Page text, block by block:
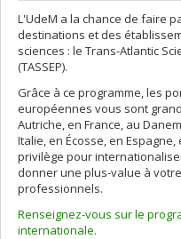
L'UdeM a la chance de faire
destinations et des
sciences : le Trans-Atlantic
(TASSEP).
Grâce à ce programme, les
européennes vous sont
Autriche, en France, au
Italie, en Écosse, en
privilège pour
donner une plus-value à
professionnels.
Renseignez-vous sur le
internationale.